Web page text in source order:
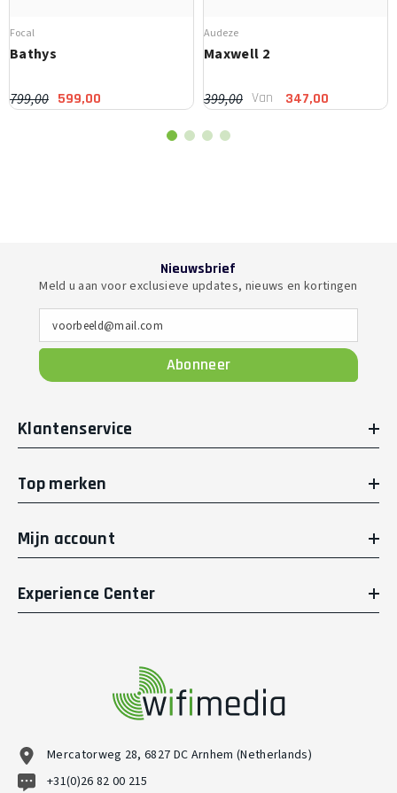
Focal
Bathys
799,00 599,00
Audeze
Maxwell 2
399,00 Van 347,00
Nieuwsbrief
Meld u aan voor exclusieve updates, nieuws en kortingen
voorbeeld@mail.com
Abonneer
Klantenservice
Top merken
Mijn account
Experience Center
Mercatorweg 28, 6827 DC Arnhem (Netherlands)
+31(0)26 82 00 215